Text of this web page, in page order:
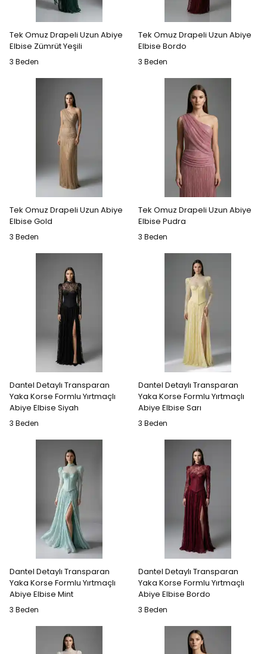
Tek Omuz Drapeli Uzun Abiye
Elbise Zümrüt Yeşili
3 Beden
Tek Omuz Drapeli Uzun Abiye
Elbise Bordo
3 Beden
Tek Omuz Drapeli Uzun Abiye
Elbise Gold
3 Beden
Tek Omuz Drapeli Uzun Abiye
Elbise Pudra
3 Beden
Dantel Detaylı Transparan
Yaka Korse Formlu Yırtmaçlı
Abiye Elbise Siyah
3 Beden
Dantel Detaylı Transparan
Yaka Korse Formlu Yırtmaçlı
Abiye Elbise Sarı
3 Beden
Dantel Detaylı Transparan
Yaka Korse Formlu Yırtmaçlı
Abiye Elbise Mint
3 Beden
Dantel Detaylı Transparan
Yaka Korse Formlu Yırtmaçlı
Abiye Elbise Bordo
3 Beden